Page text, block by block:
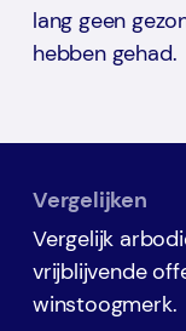
lang geen
hebben gehad.
Vergelijken
Vergelijk
vrijblijvende
winstoogmerk.